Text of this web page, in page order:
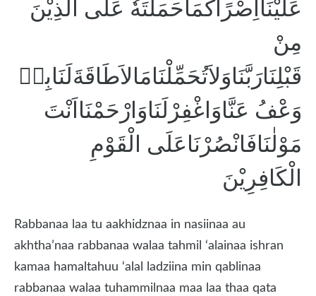
عَلَيْنَااِصْرًاكَمَاحَمَلْتَهٗ عَلَى الَّذِيْنَ
مِنْ
قَبْلِنَارَبَّنَاوَلاَتُحَمِّلْنَامَالاَطَاقَةَلَنَابِهٖ
وَعْفُ عَنَّاوَاغْفِرْلَنَاوَارْحَمْنَااَنْتَ
مَوْلٰنَافَانْصُرْنَاعَلَى الْقَوْمِ
الْكَافِرِيْنَ
Rabbanaa laa tu aakhidznaa in nasiinaa au
akhtha’naa rabbanaa walaa tahmil ‘alainaa ishran
kamaa hamaltahuu ‘alal ladziina min qablinaa
rabbanaa walaa tuhammilnaa maa laa thaa qata